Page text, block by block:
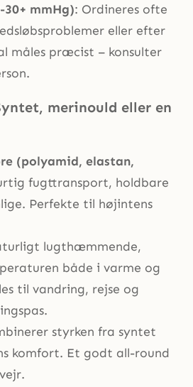
30+ mmHg): Ordineres ofte
eller efter
måles præcist – konsulter
merinould eller en
(polyamid, elastan,
fugttransport, holdbare
Perfekte til højintens
lugthæmmende,
både i varme og
til vandring, rejse og
styrken fra syntet
komfort. Et godt all-round